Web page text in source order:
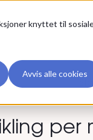
knyttet til
Avvis alle cookies
Premium